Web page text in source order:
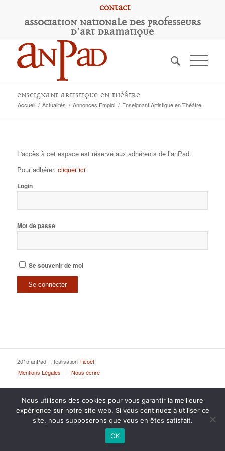
Contact
Association Nationale des Professeurs
d'Art Dramatique
Enseignant Artistique en Théâtre
Accueil / Actualités / Annonces Emploi / Enseignant Artistique en Théâtre
L'accès à cet espace est réservé aux adhérents de l’anPad.
Pour adhérer, cliquer ici
Login
Mot de passe
Se souvenir de moi
2015 anPad - RéalisationTicoët
Mentions Légales
Nous écrire
Nous utilisons des cookies pour vous garantir la meilleure
expérience sur notre site web. Si vous continuez à utiliser ce
site, nous supposerons que vous en êtes satisfait.
OK